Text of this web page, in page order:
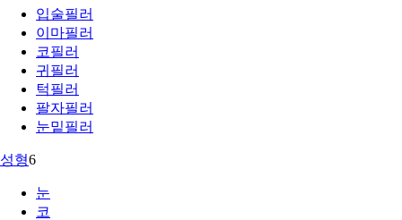
입술필러
이마필러
코필러
귀필러
턱필러
팔자필러
눈밑필러
성형6
눈
코